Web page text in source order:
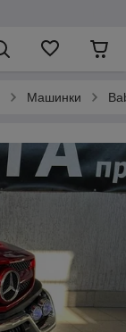
Машинки